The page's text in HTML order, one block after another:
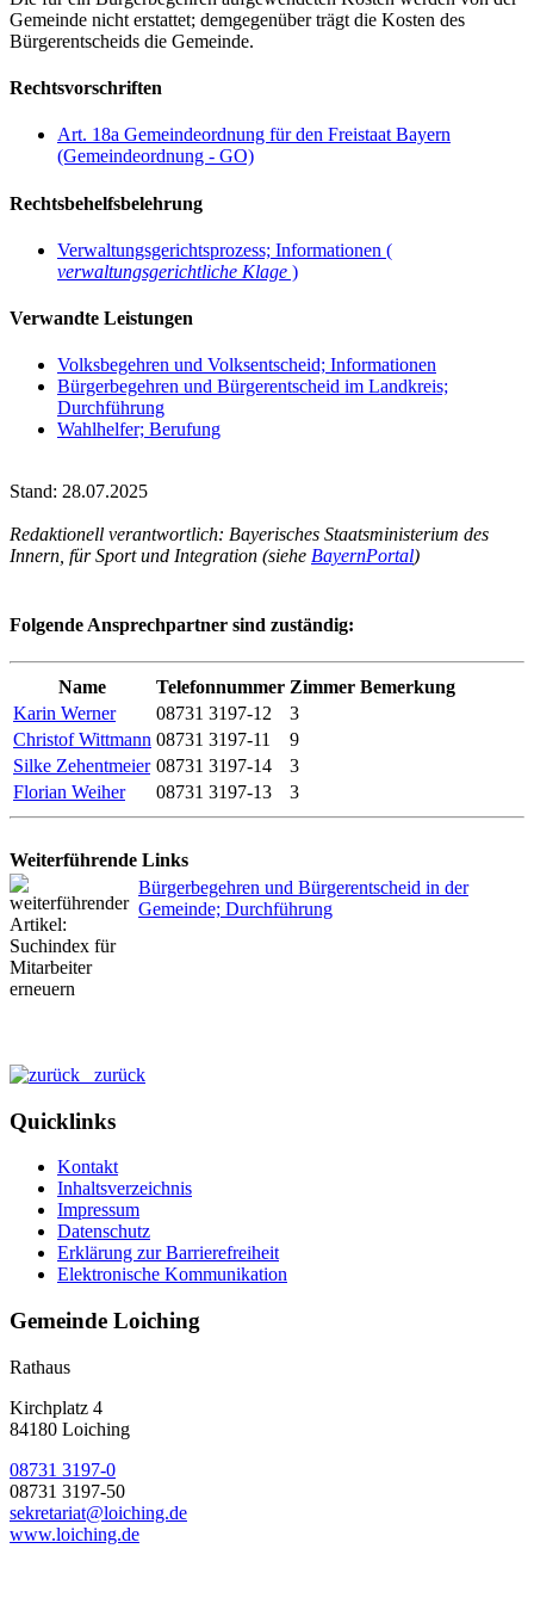
Gemeinde nicht erstattet; demgegenüber trägt die Kosten des
Bürgerentscheids die Gemeinde.
Rechtsvorschriften
Art. 18a Gemeindeordnung für den Freistaat Bayern
(Gemeindeordnung - GO)
Rechtsbehelfsbelehrung
Verwaltungsgerichtsprozess; Informationen (
verwaltungsgerichtliche Klage )
Verwandte Leistungen
Volksbegehren und Volksentscheid; Informationen
Bürgerbegehren und Bürgerentscheid im Landkreis;
Durchführung
Wahlhelfer; Berufung
Stand: 28.07.2025
Redaktionell verantwortlich: Bayerisches Staatsministerium des
Innern, für Sport und Integration (siehe BayernPortal)
Folgende Ansprechpartner sind zuständig:
Name Telefonnummer Zimmer Bemerkung
Karin Werner
08731 3197-12
3
Christof Wittmann 08731 3197-11
9
Silke Zehentmeier 08731 3197-14
3
Florian Weiher
08731 3197-13 3
Weiterführende Links
Bürgerbegehren und Bürgerentscheid in der
Gemeinde; Durchführung
zurück
Quicklinks
Kontakt
Inhaltsverzeichnis
Impressum
Datenschutz
Erklärung zur Barrierefreiheit
Elektronische Kommunikation
Gemeinde Loiching
Rathaus
Kirchplatz 4
84180 Loiching
08731 3197-0
08731 3197-50
sekretariat@loiching.de
www.loiching.de